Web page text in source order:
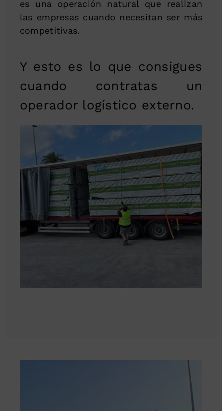
es una operación natural que realizan
las empresas cuando necesitan ser más
competitivas.
Y esto es lo que consigues
cuando contratas un
operador logístico externo.